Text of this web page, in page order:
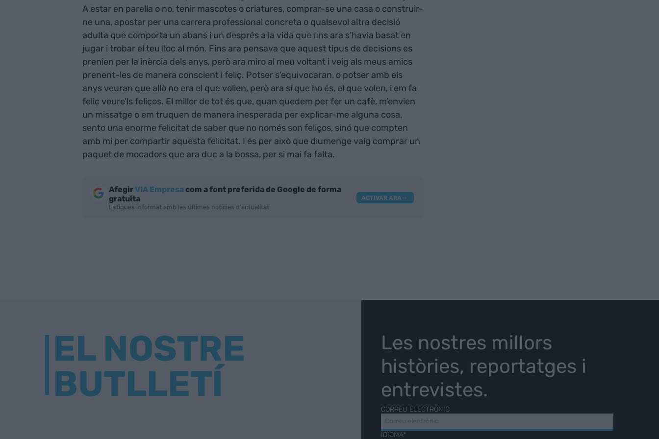
A estar en parella o no, tenir mascotes o criatures, comprar-se una casa o construir-
ne una, apostar per una carrera professional concreta o qualsevol altra decisió
adulta que comporta un abans i un després a la vida que fins ara s’havia basat en
jugar i trobar el teu lloc al món. Fins ara pensava que aquest tipus de decisions es
prenien per la inèrcia dels anys, però ara miro al meu voltant i veig als meus amics
prenent-les de manera conscient i feliç. Potser s’equivocaran, o potser amb els
anys veuran que allò no era el que volien, però ara sí que ho és, el que volen, i em fa
feliç veure’ls feliços. El millor de tot és que, quan quedem per fer un cafè, m’envien
un missatge o em truquen de manera inesperada per explicar-me alguna cosa,
sento una enorme felicitat de saber que no només son feliços, sinó que compten
amb mi per compartir aquesta felicitat. I és per això que diumenge vaig comprar un
paquet de mocadors que ara duc a la bossa, per si mai fa falta.
AfegirVIA Empresacom a font preferida de Google de forma
gratuïta
Estigues informat amb les últimes notícies d'actualitat
ACTIVAR ARA
EL NOSTRE
BUTLLETÍ
Les nostres millors
històries, reportatges i
entrevistes.
CORREU ELECTRÒNIC
IDIOMA*